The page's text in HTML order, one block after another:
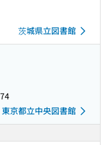
茨城県立図書館
東京都立中央図書館